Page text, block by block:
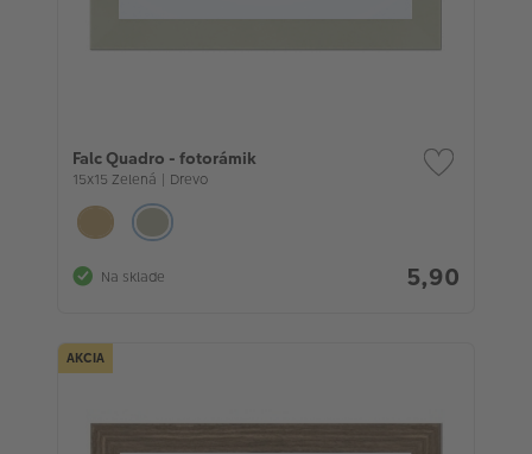
Falc Quadro - fotorámik
15x15 Zelená | Drevo
Na sklade 5,90
AKCIA